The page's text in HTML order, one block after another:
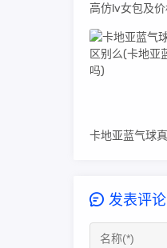
发表评论